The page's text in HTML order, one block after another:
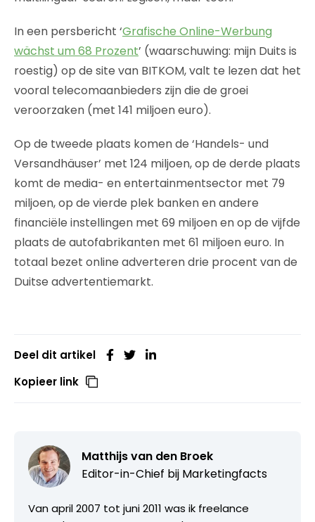
In een persbericht ‘Grafische Online-Werbung
wächst um 68 Prozent’ (waarschuwing: mijn Duits is
roestig) op de site van BITKOM, valt te lezen dat het
vooral telecomaanbieders zijn die de groei
veroorzaken (met 141 miljoen euro).
Op de tweede plaats komen de ‘Handels- und
Versandhäuser’ met 124 miljoen, op de derde plaats
komt de media- en entertainmentsector met 79
miljoen, op de vierde plek banken en andere
financiële instellingen met 69 miljoen en op de vijfde
plaats de autofabrikanten met 61 miljoen euro. In
totaal bezet online adverteren drie procent van de
Duitse advertentiemarkt.
Deel dit artikel
Kopieer link
Matthijs van den Broek
Editor-in-Chief bij Marketingfacts
Van april 2007 tot juni 2011 was ik freelance